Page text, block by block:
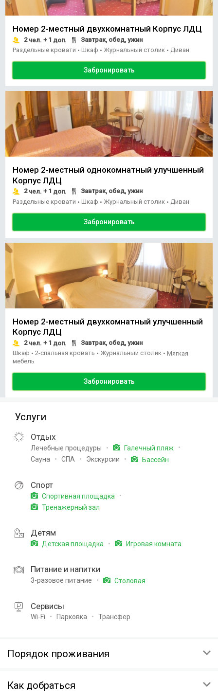
Номер 2-местный двухкомнатный Корпус ЛДЦ
2чел. + 1 доп.
Завтрак, обед, ужин
Раздельные кровати • Шкаф • Журнальный столик • Диван
Забронировать
Номер 2-местный однокомнатный улучшенный
Корпус ЛДЦ
2чел. + 1 доп.
Завтрак, обед, ужин
Раздельные кровати • Шкаф • Журнальный столик • Диван
Забронировать
Номер 2-местный двухкомнатный улучшенный
Корпус ЛДЦ
2чел. + 1 доп.
Завтрак, обед, ужин
Шкаф • 2-спальная кровать • Журнальный столик • Мягкая
мебель
Забронировать
Услуги
Отдых
Лечебные процедуры
Галечный пляж
Сауна
СПА Экскурсии Бассейн
Спорт
Спортивная площадка
Тренажерный зал
Детям
Детская площадка Игровая комната
Питание и напитки
3-разовое питание Столовая
Сервисы
Wi-Fi Парковка Трансфер
Порядок проживания
14:00
Как добраться